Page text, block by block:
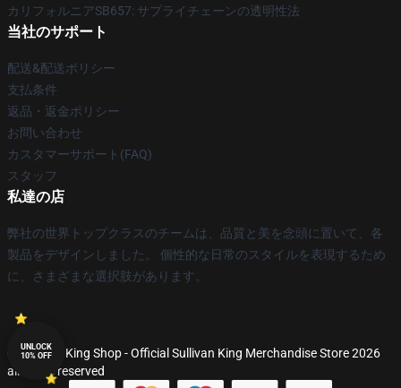
カリフォルニアSB657: サプライチェーンの透明性法
当社のサポート
配送&配送ポリシー
支払条件
返品・返金ポリシー
お問い合わせ
カスタマーサポート(FAQ)
スタッフ
私達の店
弊社の世界トップクラスのチームは、品質と美を念頭に置いて、各
製品をデザインしました。 個性的な日常のスタイルを表現するため
に、さまざまな選択肢があります。
© Sullivan King Shop - Official Sullivan King Merchandise Store 2026
all rights reserved
UNLOCK
10% OFF